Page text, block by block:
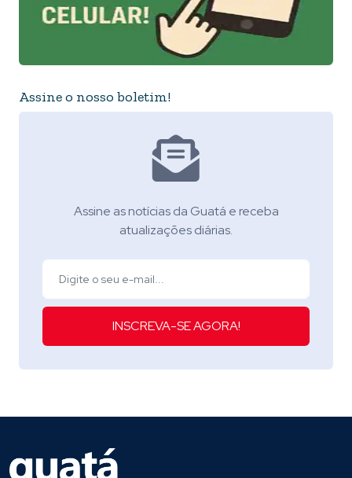
Assine o nosso boletim!
Assine as notícias da Guatá e receba
atualizações diárias.
INSCREVA-SE AGORA!